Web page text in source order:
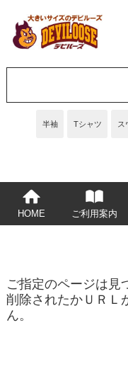
半袖 Tシャツ ス
HOME ご利用案内
ご指定のページは見
削除されたかＵＲＬ
ん。